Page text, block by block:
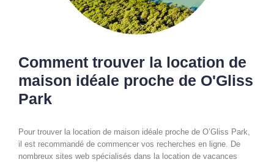
Comment trouver la location de
maison idéale proche de O'Gliss
Park
Pour trouver la location de maison idéale proche de O’Gliss Park,
il est recommandé de commencer vos recherches en ligne. De
nombreux sites web spécialisés dans la location de vacances